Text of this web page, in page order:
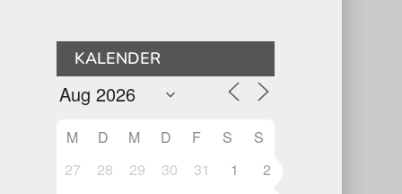
KALENDER
M D M D F S
S
27
28 29 30 31 1
2